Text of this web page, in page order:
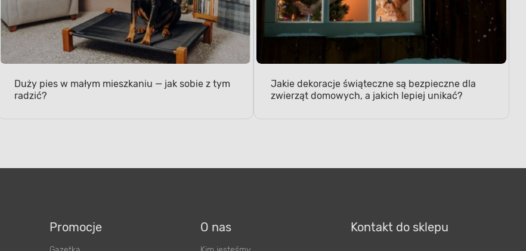
Duży pies w małym mieszkaniu — jak sobie z tym
radzić?
Jakie dekoracje świąteczne są bezpieczne dla
zwierząt domowych, a jakich lepiej unikać?
Promocje O nas Kontakt do sklepu